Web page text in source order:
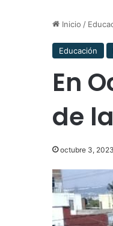
Inicio /
Educación
En
de
octubre 3, 2023